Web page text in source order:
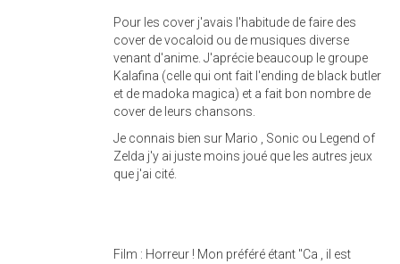
Pour les cover j'avais l'habitude de faire des
cover de vocaloid ou de musiques diverse
venant d'anime. J'aprécie beaucoup le groupe
Kalafina (celle qui ont fait l'ending de black butler
et de madoka magica) et a fait bon nombre de
cover de leurs chansons.
Je connais bien sur Mario , Sonic ou Legend of
Zelda j'y ai juste moins joué que les autres jeux
que j'ai cité.
Film : Horreur ! Mon préféré étant "Ca , il est